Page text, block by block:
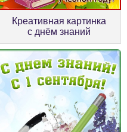
Креативная картинка
с днём знаний